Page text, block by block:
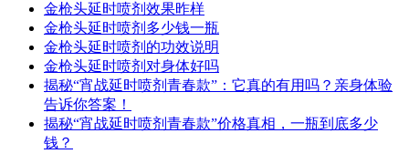
金枪头延时喷剂效果昨样
金枪头延时喷剂多少钱一瓶
金枪头延时喷剂的功效说明
金枪头延时喷剂对身体好吗
揭秘“宵战延时喷剂青春款”：它真的有用吗？亲身体验
告诉你答案！
揭秘“宵战延时喷剂青春款”价格真相，一瓶到底多少
钱？